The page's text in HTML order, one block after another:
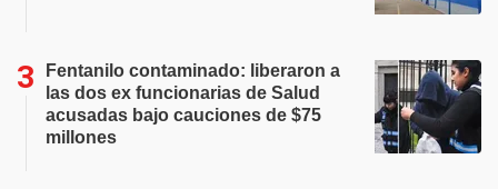
Fentanilo contaminado: liberaron a
las dos ex funcionarias de Salud
acusadas bajo cauciones de $75
millones